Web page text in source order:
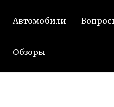
Автомобили
Обзоры